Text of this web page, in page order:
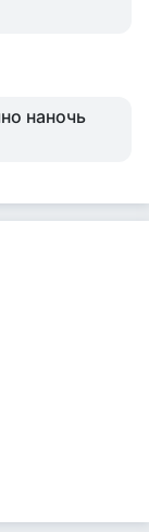
наночь